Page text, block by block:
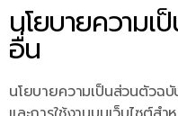
นโยบายความเ
อื่น
นโยบายความเป็นส่วนตัวฉบั